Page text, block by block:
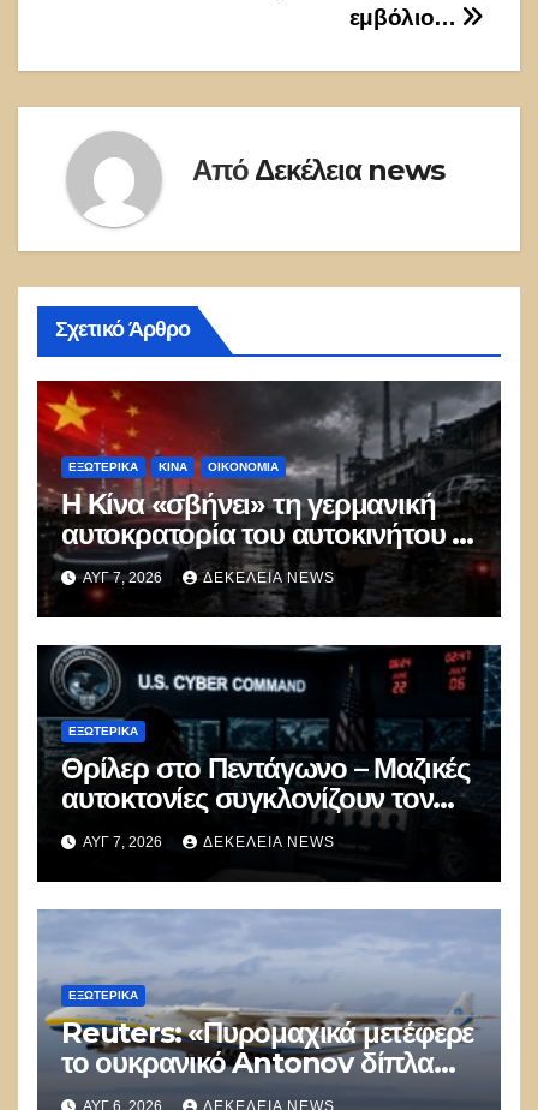
εμβόλιο…
Από Δεκέλεια news
Σχετικό Άρθρο
ΕΞΩΤΕΡΙΚΑ ΚΊΝΑ ΟΙΚΟΝΟΜΙΑ
Η Κίνα «σβήνει» τη γερμανική
αυτοκρατορία του αυτοκινήτου –
100.000 απολύσεις, λουκέτα και
πολιτικός πανικός
ΑΥΓ 7, 2026 ΔΕΚΈΛΕΙΑ NEWS
ΕΞΩΤΕΡΙΚΑ
Θρίλερ στο Πεντάγωνο – Μαζικές
αυτοκτονίες συγκλονίζουν τον
μυστικό στρατό
κυβερνοπολέμου των ΗΠΑ
ΑΥΓ 7, 2026 ΔΕΚΈΛΕΙΑ NEWS
ΕΞΩΤΕΡΙΚΑ
Reuters: «Πυρομαχικά μετέφερε
το ουκρανικό Antonov δίπλα
στο οποίο βρέθηκε το drone στη